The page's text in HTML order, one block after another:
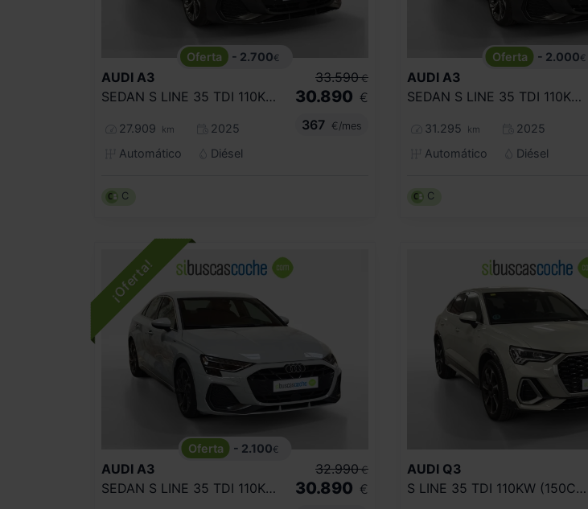
- 2.700€
AUDI A3
SEDAN S LINE 35 TDI 110KW S TRONIC
27.909 km
2025
Automático
Diésel
33.590 €
30.890 €
367
€/mes
C
- 2.000€
AUDI A3
SEDAN S LINE 35 TDI 110KW S TRONIC
31.295 km
2025
Automático
Diésel
C
- 2.100€
AUDI A3
SEDAN S LINE 35 TDI 110KW S TRONIC
32.990 €
30.890 €
AUDI Q3
S LINE 35 TDI 110KW (150CV) S TRONIC